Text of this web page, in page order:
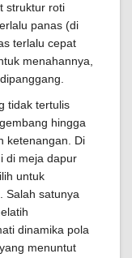
struktur roti
panas (di
terlalu cepat
menahannya,
tidak tertulis
hingga
ketenangan. Di
di meja dapur
untuk
Salah satunya
dinamika pola
yang menuntut